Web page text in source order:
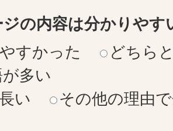
ジの内容は分かりやす
すかった
どちら
多い
い
その他の理由